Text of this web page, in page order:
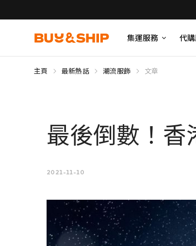
集運服務 代
主頁 最新熱話 潮流服飾 文章
最後倒數！香
2021-11-10